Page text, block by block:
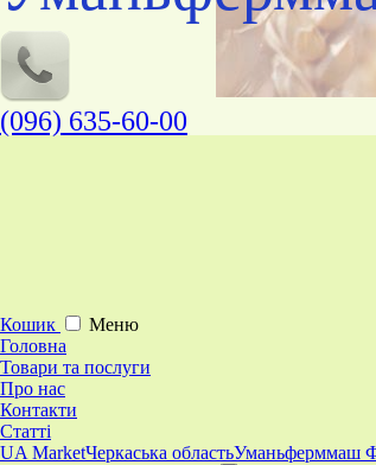
(096) 635-60-00
Кошик
Меню
Головна
Товари та послуги
Про нас
Контакти
Статті
UA MarketЧеркаська областьУманьферммаш